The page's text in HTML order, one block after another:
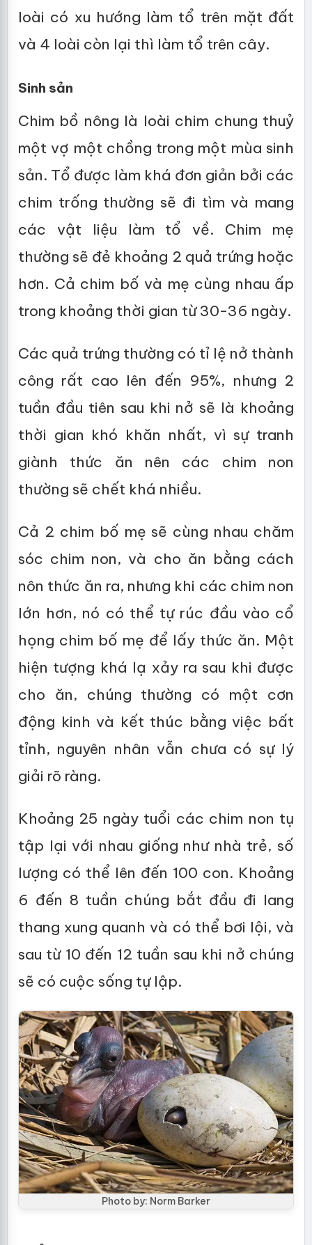
loài có xu hướng làm tổ trên mặt đất
và 4 loài còn lại thì làm tổ trên cây.
Sinh sản
Chim bồ nông là loài chim chung thuỷ
một vợ một chồng trong một mùa sinh
sản. Tổ được làm khá đơn giản bởi các
chim trống thường sẽ đi tìm và mang
các vật liệu làm tổ về. Chim mẹ
thường sẽ đẻ khoảng 2 quả trứng hoặc
hơn. Cả chim bố và mẹ cùng nhau ấp
trong khoảng thời gian từ 30-36 ngày.
Các quả trứng thường có tỉ lệ nở thành
công rất cao lên đến 95%, nhưng 2
tuần đầu tiên sau khi nở sẽ là khoảng
thời gian khó khăn nhất, vì sự tranh
giành thức ăn nên các chim non
thường sẽ chết khá nhiều.
Cả 2 chim bố mẹ sẽ cùng nhau chăm
sóc chim non, và cho ăn bằng cách
nôn thức ăn ra, nhưng khi các chim non
lớn hơn, nó có thể tự rúc đầu vào cổ
họng chim bố mẹ để lấy thức ăn. Một
hiện tượng khá lạ xảy ra sau khi được
cho ăn, chúng thường có một cơn
động kinh và kết thúc bằng việc bất
tỉnh, nguyên nhân vẫn chưa có sự lý
giải rõ ràng.
Khoảng 25 ngày tuổi các chim non tụ
tập lại với nhau giống như nhà trẻ, số
lượng có thể lên đến 100 con. Khoảng
6 đến 8 tuần chúng bắt đầu đi lang
thang xung quanh và có thể bơi lội, và
sau từ 10 đến 12 tuần sau khi nở chúng
sẽ có cuộc sống tự lập.
Photo by: Norm Barker